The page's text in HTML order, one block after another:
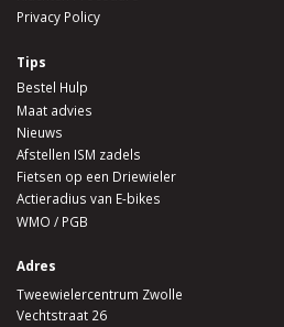
Privacy Policy
Tips
Bestel Hulp
Maat advies
Nieuws
Afstellen ISM zadels
Fietsen op een Driewieler
Actieradius van E-bikes
WMO / PGB
Adres
Tweewielercentrum Zwolle
Vechtstraat 26